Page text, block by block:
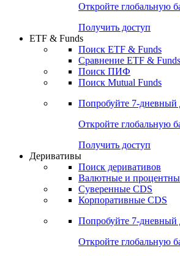
Откройте глобальную
Получить доступ
ETF & Funds
Поиск ETF & Funds
Сравнение ETF & Funds
Поиск ПИФ
Поиск Mutual Funds
Попробуйте 7-дневный
Откройте глобальную
Получить доступ
Деривативы
Поиск деривативов
Валютные и
Суверенные CDS
Корпоративные CDS
Попробуйте 7-дневный
Откройте глобальную